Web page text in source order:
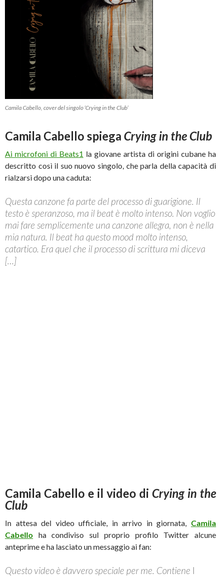
Camila Cabello, cover del singolo ‘Crying in the Club’
Camila Cabello spiega Crying in the Club
Ai microfoni di Beats1 la giovane artista di origini cubane ha
descritto così il suo nuovo singolo, che parla della capacità di
rialzarsi dopo una caduta:
Questa canzone fa parte del processo di guarigione. Il
testo è speranzoso, ma il beat è molto intenso. Non voglio
mai fare semplicemente una canzone allegra, non è nella
mia natura. Il beat ha questo mood molto intenso,
catartico. Era quel che il processo di scrittura mi diceva
[…]
Camila Cabello e il video di Crying in the
Club
In attesa del video ufficiale, in arrivo in giornata, Camila
Cabello ha condiviso sul proprio profilo Twitter alcune
anteprime e ha lasciato un messaggio ai fan:
Questo video è davvero speciale per me. Contiene I